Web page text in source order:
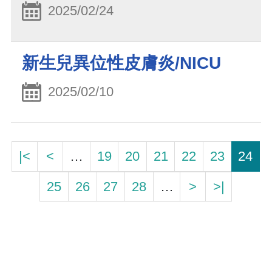
2025/02/24
新生兒異位性皮膚炎/NICU
2025/02/10
|< < … 19 20 21 22 23
24
25
26 27 28 … > >|